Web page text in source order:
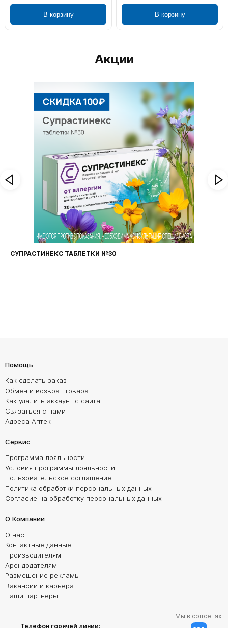
В корзину В корзину
Акции
СУПРАСТИНЕКС ТАБЛЕТКИ №30
Помощь
Как сделать заказ
Обмен и возврат товара
Как удалить аккаунт с сайта
Связаться с нами
Адреса Аптек
Сервис
Программа лояльности
Условия программы лояльности
Пользовательское соглашение
Политика обработки персональных данных
Согласие на обработку персональных данных
О Компании
О нас
Контактные данные
Производителям
Арендодателям
Размещение рекламы
Вакансии и карьера
Наши партнеры
Телефон горячей линии:
Мы в соцсетях: